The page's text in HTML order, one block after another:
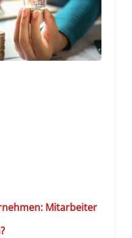
Mitarbeiter